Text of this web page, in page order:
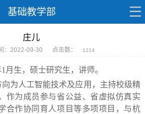
基础教学部
庄儿
：2022-09-30 点击数： 1214
1月生，硕士研究生，讲师。
为人工智能技术及应用，主持校级精
作为成员参与省公益、省虚拟仿真实
合作协同育人项目等多项项目，与杭